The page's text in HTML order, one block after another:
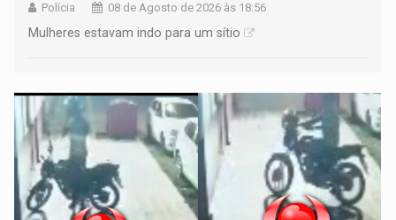
Polícia 08 de Agosto de 2026 às 18:56
Mulheres estavam indo para um sítio